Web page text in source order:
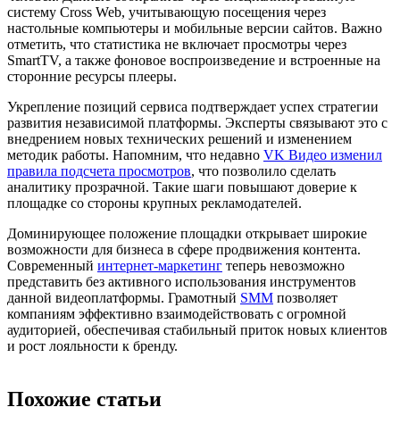
систему Cross Web, учитывающую посещения через
настольные компьютеры и мобильные версии сайтов. Важно
отметить, что статистика не включает просмотры через
SmartTV, а также фоновое воспроизведение и встроенные на
сторонние ресурсы плееры.
Укрепление позиций сервиса подтверждает успех стратегии
развития независимой платформы. Эксперты связывают это с
внедрением новых технических решений и изменением
методик работы. Напомним, что недавно VK Видео изменил
правила подсчета просмотров, что позволило сделать
аналитику прозрачной. Такие шаги повышают доверие к
площадке со стороны крупных рекламодателей.
Доминирующее положение площадки открывает широкие
возможности для бизнеса в сфере продвижения контента.
Современный интернет-маркетинг теперь невозможно
представить без активного использования инструментов
данной видеоплатформы. Грамотный SMM позволяет
компаниям эффективно взаимодействовать с огромной
аудиторией, обеспечивая стабильный приток новых клиентов
и рост лояльности к бренду.
Похожие статьи